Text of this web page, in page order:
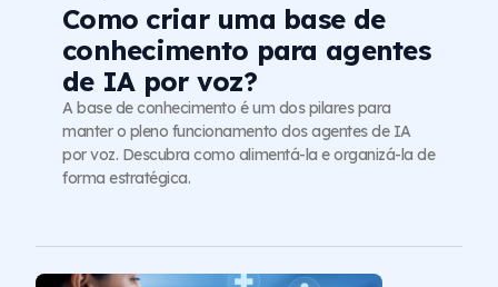
Como criar uma base de
conhecimento para agentes
de IA por voz?
A base de conhecimento é um dos pilares para
manter o pleno funcionamento dos agentes de IA
por voz. Descubra como alimentá-la e organizá-la de
forma estratégica.